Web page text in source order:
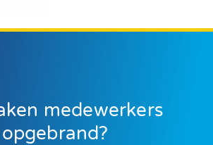
medewerkers
opgebrand?